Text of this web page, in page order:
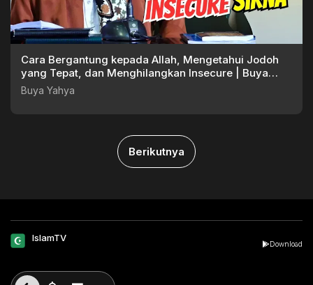
Cara Bergantung kepada Allah, Mengetahui Jodoh
yang Tepat, dan Menghilangkan Insecure | Buya
Yahya
Buya Yahya
Berikutnya
IslamTV
Download